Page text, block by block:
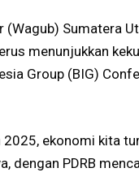
(Wagub) Sumatera
menunjukkan
Group (BIG)
2025, ekonomi kita
dengan PDRB